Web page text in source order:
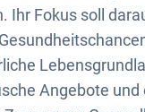
Ihr Fokus soll
Angebote und